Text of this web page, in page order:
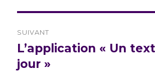
SUIVANT
Publication
suivante :
L’application « Un
jour »